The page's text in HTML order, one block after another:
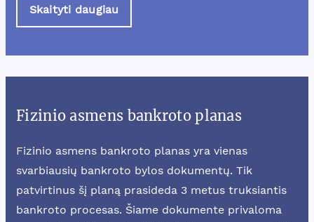
Skaityti daugiau
Fizinio asmens bankroto planas
Fizinio asmens bankroto planas yra vienas
svarbiausių bankroto bylos dokumentų. Tik
patvirtinus šį planą prasideda 3 metus truksiantis
bankroto procesas. Šiame dokumente privaloma